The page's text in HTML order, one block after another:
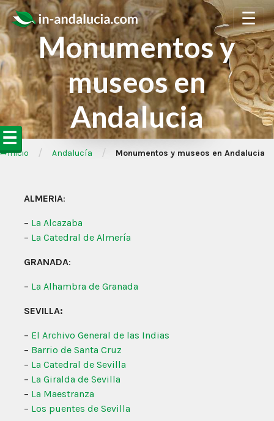
☰
☰
Monumentos y
museos en
Andalucia
➦Inicio / Andalucía / Monumentos y museos en Andalucia
ALMERIA:
– La Alcazaba
– La Catedral de Almería
GRANADA:
– La Alhambra de Granada
SEVILLA:
– El Archivo General de las Indias
– Barrio de Santa Cruz
– La Catedral de Sevilla
– La Giralda de Sevilla
– La Maestranza
– Los puentes de Sevilla